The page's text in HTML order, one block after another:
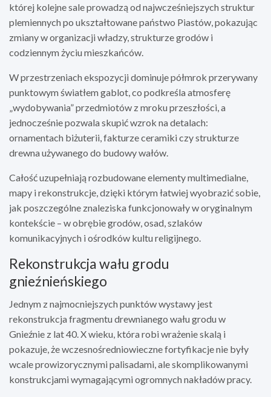
której kolejne sale prowadzą od najwcześniejszych struktur
plemiennych po ukształtowane państwo Piastów, pokazując
zmiany w organizacji władzy, strukturze grodów i
codziennym życiu mieszkańców.
W przestrzeniach ekspozycji dominuje półmrok przerywany
punktowym światłem gablot, co podkreśla atmosferę
„wydobywania” przedmiotów z mroku przeszłości, a
jednocześnie pozwala skupić wzrok na detalach:
ornamentach biżuterii, fakturze ceramiki czy strukturze
drewna używanego do budowy wałów.
Całość uzupełniają rozbudowane elementy multimedialne,
mapy i rekonstrukcje, dzięki którym łatwiej wyobrazić sobie,
jak poszczególne znaleziska funkcjonowały w oryginalnym
kontekście – w obrębie grodów, osad, szlaków
komunikacyjnych i ośrodków kultu religijnego.
Rekonstrukcja wału grodu
gnieźnieńskiego
Jednym z najmocniejszych punktów wystawy jest
rekonstrukcja fragmentu drewnianego wału grodu w
Gnieźnie z lat 40. X wieku, która robi wrażenie skalą i
pokazuje, że wczesnośredniowieczne fortyfikacje nie były
wcale prowizorycznymi palisadami, ale skomplikowanymi
konstrukcjami wymagającymi ogromnych nakładów pracy.